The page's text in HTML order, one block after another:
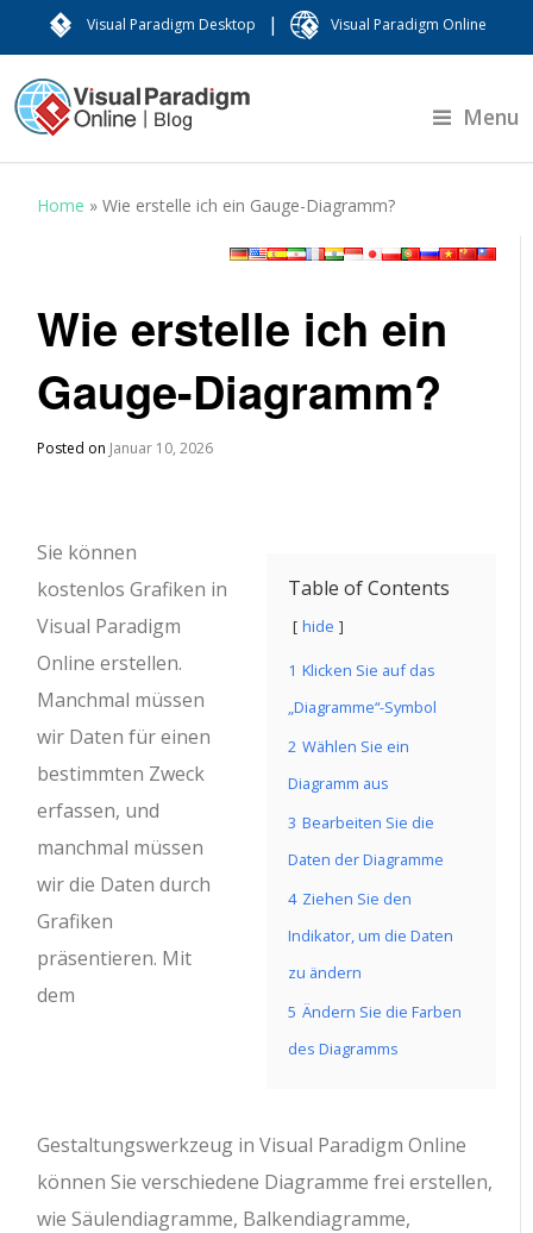
Visual Paradigm Desktop | Visual Paradigm Online
Menu
Home »Wie erstelle ich ein Gauge-Diagramm?
Wie erstelle ich ein
Gauge-Diagramm?
Posted on Januar 10, 2026
Table of Contents
hide
1 Klicken Sie auf das
„Diagramme“-Symbol
2 Wählen Sie ein
Diagramm aus
3 Bearbeiten Sie die
Daten der Diagramme
4 Ziehen Sie den
Indikator, um die Daten
zu ändern
5 Ändern Sie die Farben
des Diagramms
Sie können
kostenlos Grafiken in
Visual Paradigm
Online erstellen.
Manchmal müssen
wir Daten für einen
bestimmten Zweck
erfassen, und
manchmal müssen
wir die Daten durch
Grafiken
präsentieren. Mit
dem
Gestaltungswerkzeug in Visual Paradigm Online
können Sie verschiedene Diagramme frei erstellen,
wie Säulendiagramme, Balkendiagramme,